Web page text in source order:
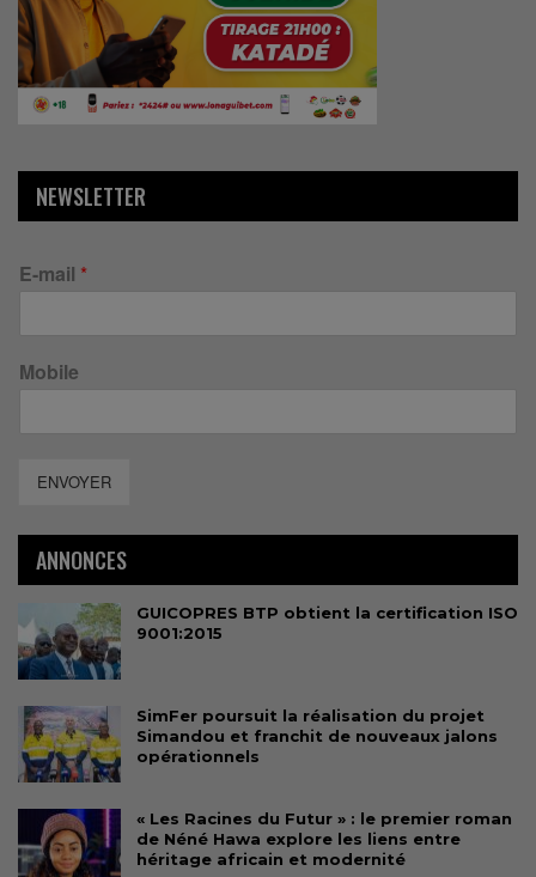
NEWSLETTER
E-mail *
Mobile
ENVOYER
ANNONCES
GUICOPRES BTP obtient la certification ISO
9001:2015
SimFer poursuit la réalisation du projet
Simandou et franchit de nouveaux jalons
opérationnels
« Les Racines du Futur » : le premier roman
de Néné Hawa explore les liens entre
héritage africain et modernité